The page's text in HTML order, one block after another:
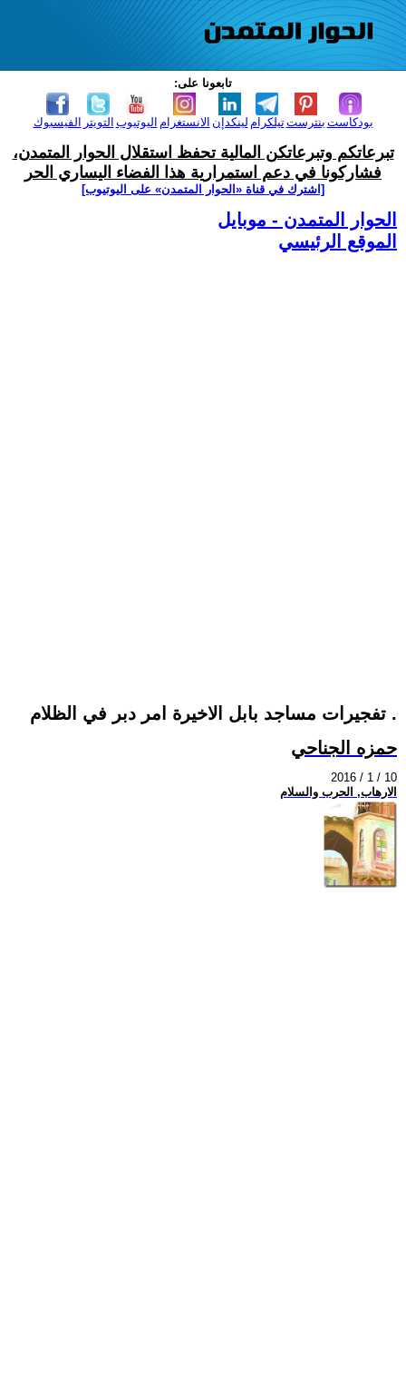
تابعونا على:
الفيسبوك التويتر اليوتيوب الانستغرام لينكدإن تيلكرامبنترست بودكاست
تبرعاتكم وتبرعاتكن المالية تحفظ استقلال الحوار المتمدن،
فشاركونا في دعم استمرارية هذا الفضاء اليساري الحر
[اشترك في قناة ‫«الحوار المتمدن» على اليوتيوب]
الحوار المتمدن - موبايل
الموقع الرئيسي
تفجيرات مساجد بابل الاخيرة امر دبر في الظلام .
حمزه الجناحي
2016 / 1 / 10
الارهاب, الحرب والسلام